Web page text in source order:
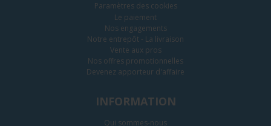
Paramètres des cookies
Le paiement
Nos engagements
Notre entrepôt - La livraison
Vente aux pros
Nos offres promotionnelles
Devenez apporteur d'affaire
INFORMATION
Qui sommes-nous